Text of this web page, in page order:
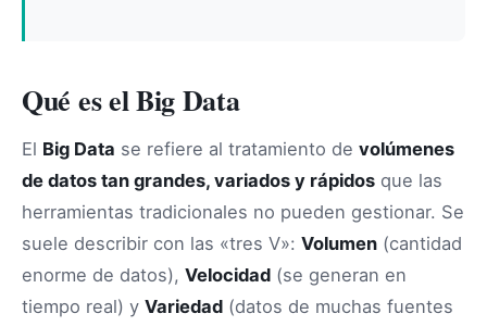
Qué es el Big Data
El Big Data se refiere al tratamiento de volúmenes
de datos tan grandes, variados y rápidos que las
herramientas tradicionales no pueden gestionar. Se
suele describir con las «tres V»: Volumen (cantidad
enorme de datos), Velocidad (se generan en
tiempo real) y Variedad (datos de muchas fuentes